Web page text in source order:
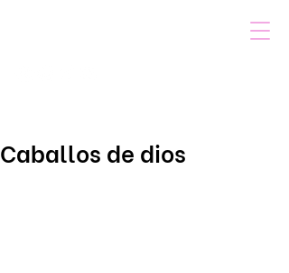
Caballos de dios